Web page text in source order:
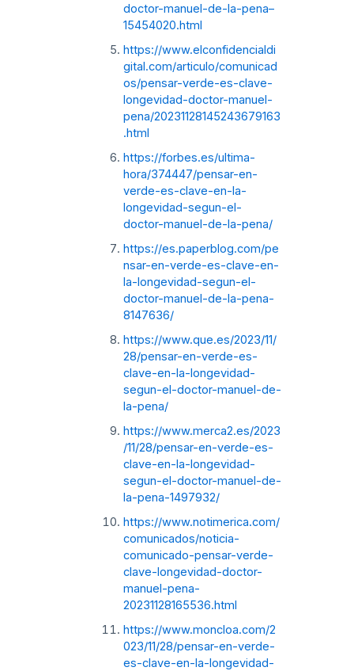
doctor-manuel-de-la-pena–
15454020.html
https://www.elconfidencialdi
gital.com/articulo/comunicad
os/pensar-verde-es-clave-
longevidad-doctor-manuel-
pena/20231128145243679163
.html
https://forbes.es/ultima-
hora/374447/pensar-en-
verde-es-clave-en-la-
longevidad-segun-el-
doctor-manuel-de-la-pena/
https://es.paperblog.com/pe
nsar-en-verde-es-clave-en-
la-longevidad-segun-el-
doctor-manuel-de-la-pena-
8147636/
https://www.que.es/2023/11/
28/pensar-en-verde-es-
clave-en-la-longevidad-
segun-el-doctor-manuel-de-
la-pena/
https://www.merca2.es/2023
/11/28/pensar-en-verde-es-
clave-en-la-longevidad-
segun-el-doctor-manuel-de-
la-pena-1497932/
https://www.notimerica.com/
comunicados/noticia-
comunicado-pensar-verde-
clave-longevidad-doctor-
manuel-pena-
20231128165536.html
https://www.moncloa.com/2
023/11/28/pensar-en-verde-
es-clave-en-la-longevidad-